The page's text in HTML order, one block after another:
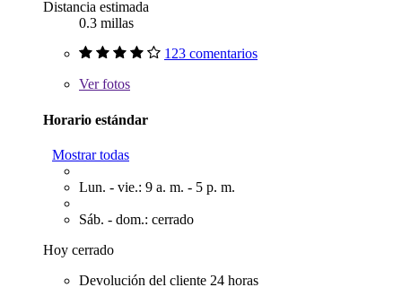
Distancia estimada
0.3 millas
123 comentarios
Verfotos
Horario estándar
Mostrar todas
Lun. - vie.: 9 a. m. - 5 p. m.
Sáb. - dom.: cerrado
Hoy cerrado
Devolución del cliente 24 horas